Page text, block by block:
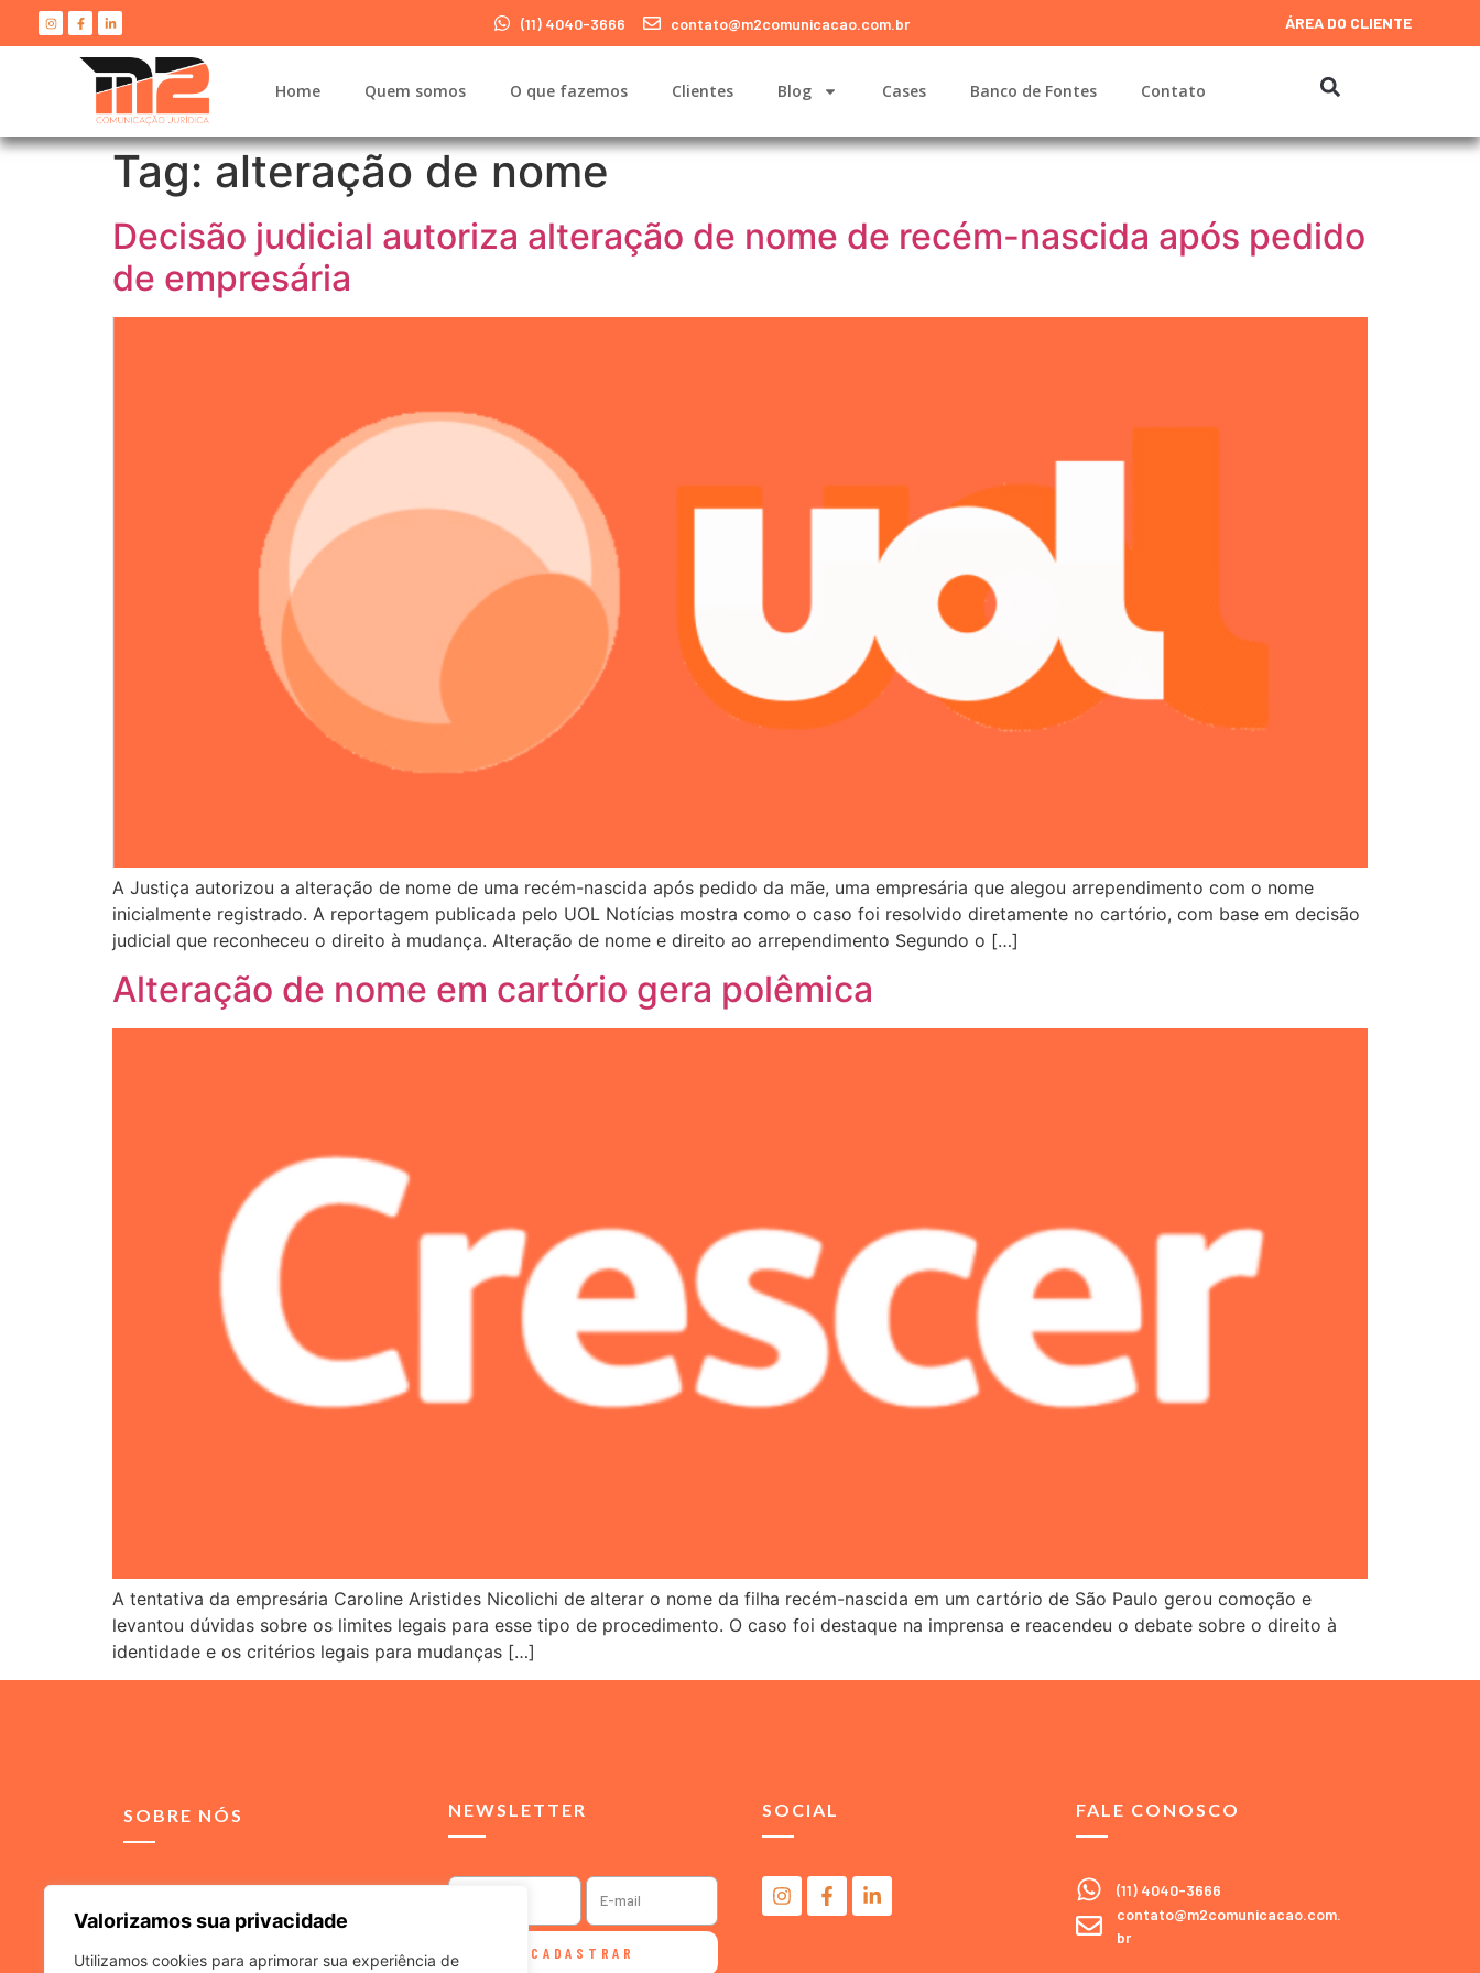
Valorizamos sua privacidade
Utilizamos cookies para aprimorar sua experiência de
(11) 4040-3666 contato@m2comunicacao.com.br ÁREA DO CLIENTE
Home Quem somos O que fazemos Clientes Blog Cases Banco de Fontes Contato
Tag: alteração de nome
Decisão judicial autoriza alteração de nome de recém-nascida após pedido
de empresária
A Justiça autorizou a alteração de nome de uma recém-nascida após pedido da mãe, uma empresária que alegou arrependimento com o nome
inicialmente registrado. A reportagem publicada pelo UOL Notícias mostra como o caso foi resolvido diretamente no cartório, com base em decisão
judicial que reconheceu o direito à mudança. Alteração de nome e direito ao arrependimento Segundo o […]
Alteração de nome em cartório gera polêmica
A tentativa da empresária Caroline Aristides Nicolichi de alterar o nome da filha recém-nascida em um cartório de São Paulo gerou comoção e
levantou dúvidas sobre os limites legais para esse tipo de procedimento. O caso foi destaque na imprensa e reacendeu o debate sobre o direito à
identidade e os critérios legais para mudanças […]
SOBRE NÓS
comunicação integrada,
NEWSLETTER
CADASTRAR
SOCIAL FALE CONOSCO
(11) 4040-3666
contato@m2comunicacao.com.
br